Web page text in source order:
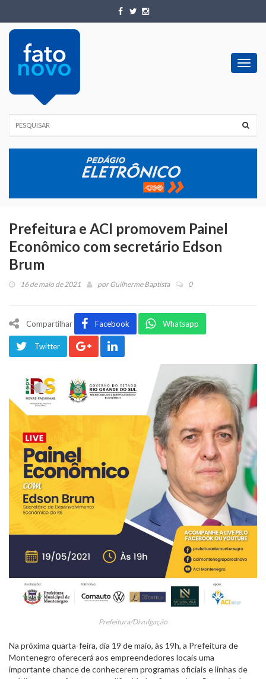
Prefeitura e ACI promovem Painel
Econômico com secretário Edson
Brum
16 de maio de 2021 porGuilherme Baptista 0
Compartilhar Facebook Whatsapp
Twitter
Prefeitura/Divulgação
Na próxima quarta-feira, dia 19 de maio, às 19h, a Prefeitura de
Montenegro oferecerá aos empreendedores locais uma
importante chance de conhecerem programas oficiais e linhas de